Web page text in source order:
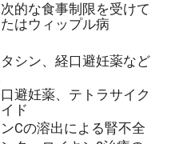
的な食事制限を受けて
はウィップル病
シン、経口避妊薬など
避妊薬、テトラサイク
ド
Cの溶出による腎不全